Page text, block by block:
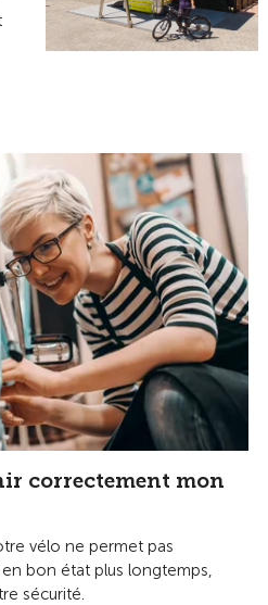
correctement mon
vélo ne permet pas
bon état plus longtemps,
sécurité.